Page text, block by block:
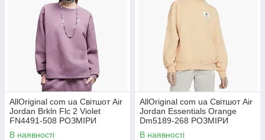
AllOriginal com ua Світшот Air
Jordan Brkln Flc 2 Violet
FN4491-508 РОЗМІРИ
ЗАПИТУЙТЕ
В наявності
AllOriginal com ua Світшот Air
Jordan Essentials Orange
Dm5189-268 РОЗМІРИ
ЗАПИТУЙТЕ
В наявності